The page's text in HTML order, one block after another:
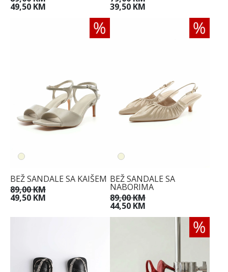
49,50 KM 39,50 KM
BEŽ SANDALE SA KAIŠEM
89,00 KM
49,50 KM
BEŽ SANDALE SA
NABORIMA
89,00 KM
44,50 KM